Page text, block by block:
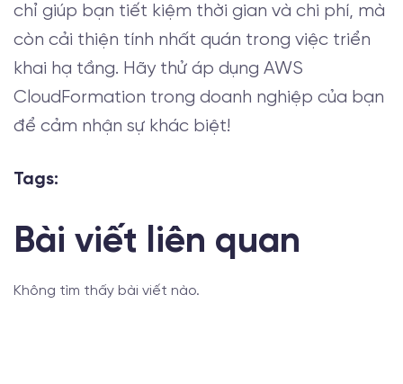
chỉ giúp bạn tiết kiệm thời gian và chi phí, mà
còn cải thiện tính nhất quán trong việc triển
khai hạ tầng. Hãy thử áp dụng AWS
CloudFormation trong doanh nghiệp của bạn
để cảm nhận sự khác biệt!
Tags:
Bài viết liên quan
Không tìm thấy bài viết nào.